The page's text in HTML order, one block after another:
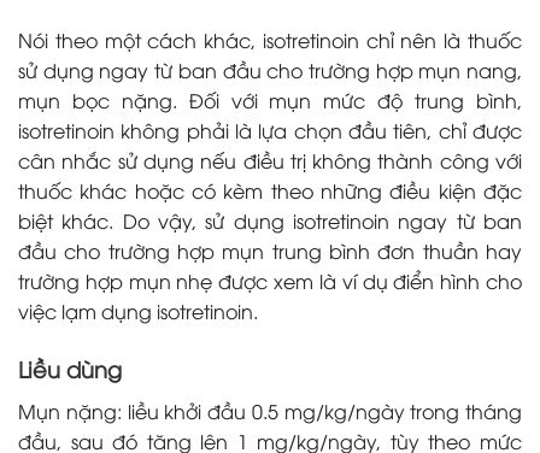
Nói theo một cách khác, isotretinoin chỉ nên là thuốc
sử dụng ngay từ ban đầu cho trường hợp mụn nang,
mụn bọc nặng. Đối với mụn mức độ trung bình,
isotretinoin không phải là lựa chọn đầu tiên, chỉ được
cân nhắc sử dụng nếu điều trị không thành công với
thuốc khác hoặc có kèm theo những điều kiện đặc
biệt khác. Do vậy, sử dụng isotretinoin ngay từ ban
đầu cho trường hợp mụn trung bình đơn thuần hay
trường hợp mụn nhẹ được xem là ví dụ điển hình cho
việc lạm dụng isotretinoin.
Liều dùng
Mụn nặng: liều khởi đầu 0.5 mg/kg/ngày trong tháng
đầu, sau đó tăng lên 1 mg/kg/ngày, tùy theo mức